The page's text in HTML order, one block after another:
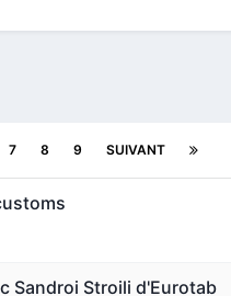
7 8 9 SUIVANT
Sandroi Stroili d'Eurotab